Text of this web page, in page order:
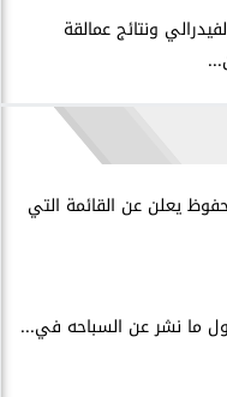
ونتائج عمالقة
يعلن عن القائمة التي
ما نشر عن السباحه في...